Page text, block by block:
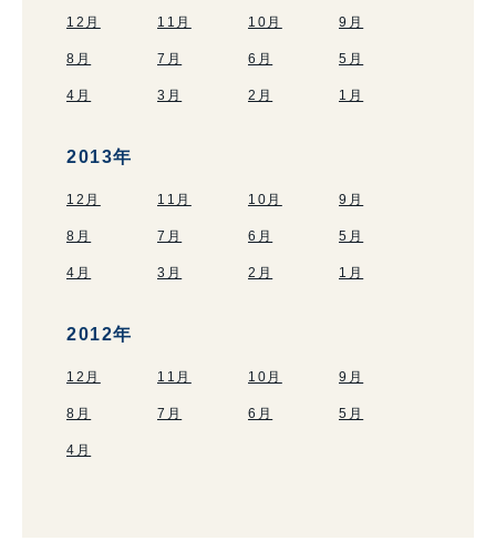
12月 11月 10月 9月
8月 7月 6月 5月
4月 3月 2月 1月
2013年
12月 11月 10月 9月
8月 7月 6月 5月
4月 3月 2月 1月
2012年
12月 11月 10月 9月
8月 7月 6月 5月
4月